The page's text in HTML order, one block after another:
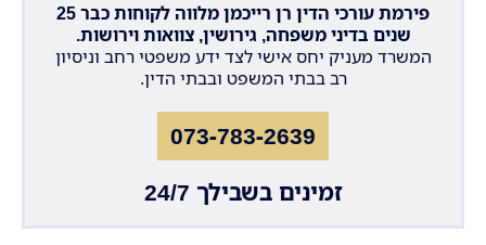
פירמת עורכי הדין רן רייכמן מלווה לקוחות כבר 25
שנים בדיני משפחה, גירושין, צוואות וירושות.
המשרד מעניק יחס אישי לצד ידע משפטי רחב וניסיון
רב בבתי המשפט ובבתי הדין.
073-783-2639
זמינים בשבילך 24/7